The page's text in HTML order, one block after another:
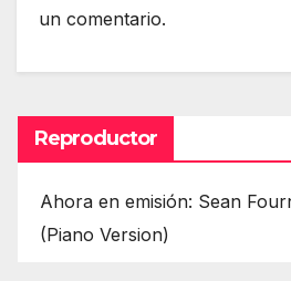
un comentario.
Reproductor
Ahora en emisión: Sean
(Piano Version)